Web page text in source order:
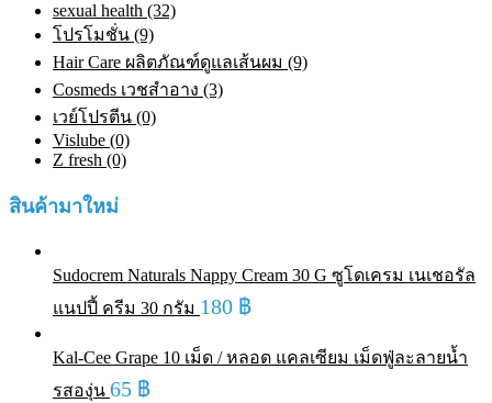
sexual health (32)
โปรโมชั่น (9)
Hair Care ผลิตภัณฑ์ดูแลเส้นผม (9)
Cosmeds เวชสําอาง (3)
เวย์โปรตีน (0)
Vislube (0)
Z fresh (0)
สินค้ามาใหม่
Sudocrem Naturals Nappy Cream 30 G ซูโดเครม เนเชอรัล
แนปปี้ ครีม 30 กรัม 180 ฿
Kal-Cee Grape 10 เม็ด / หลอด แคลเซียม เม็ดฟู่ละลายน้ำ
รสองุ่น 65 ฿